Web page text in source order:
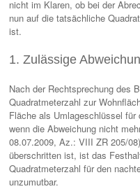
nicht im Klaren, ob bei der
nun auf die tatsächliche
ist.
1. Zulässige
Nach der Rechtsprechung des
Quadratmeterzahl zur
Fläche als Umlageschlüssel
wenn die Abweichung nicht
08.07.2009, Az.: VIII ZR 205/
überschritten ist, ist das
Quadratmeterzahl für den
unzumutbar.